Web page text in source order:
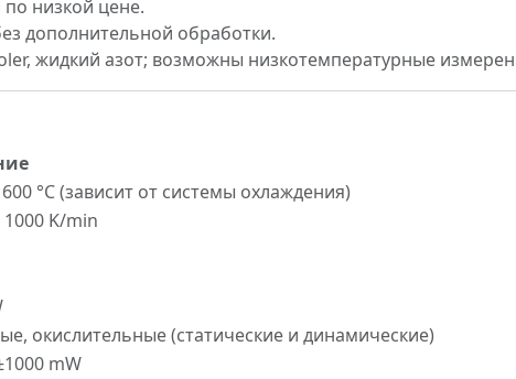
низкой цене.
дополнительной обработки.
жидкий азот; возможны низкотемпературные
°C (зависит от системы охлаждения)
K/min
окислительные (статические и динамические)
mW